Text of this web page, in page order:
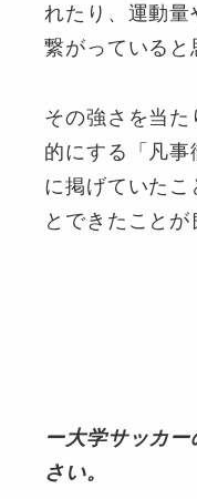
れたり、運動量
繋がっていると
その強さを当
的にする「凡
に掲げていたこ
とできたことが
ー大学サッカ
さい。